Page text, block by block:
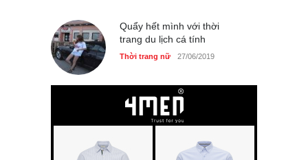
Quẩy hết mình với thời
trang du lịch cá tính
Thời trang nữ 27/06/2019